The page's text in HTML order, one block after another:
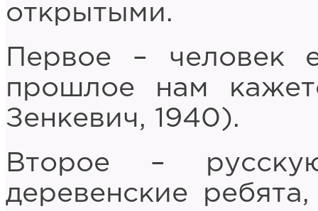
открытыми.
Первое – человек
прошлое нам
Зенкевич, 1940).
Второе –
деревенские